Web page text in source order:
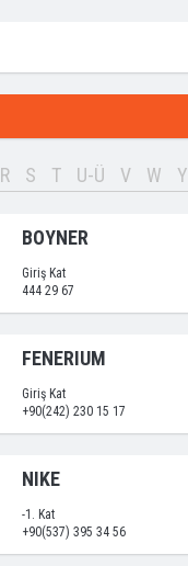
R S T U-Ü V W Y
BOYNER
Giriş Kat
444 29 67
FENERIUM
Giriş Kat
+90(242) 230 15 17
NIKE
-1. Kat
+90(537) 395 34 56